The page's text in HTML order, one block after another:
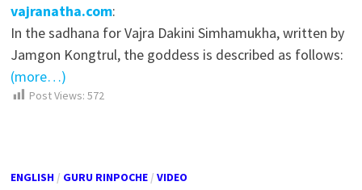
vajranatha.com:
In the sadhana for Vajra Dakini Simhamukha, written by
Jamgon Kongtrul, the goddess is described as follows:
(more…)
Post Views: 572
ENGLISH/ GURU RINPOCHE/ VIDEO